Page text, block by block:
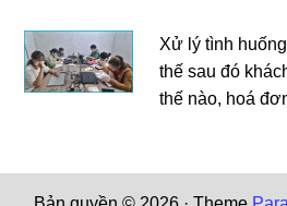
Xử lý tình
thế sau đó
thế nào, hoá